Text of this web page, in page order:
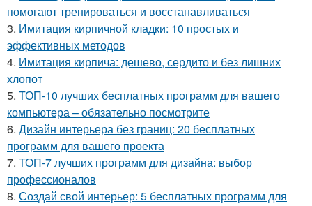
помогают тренироваться и восстанавливаться
3. Имитация кирпичной кладки: 10 простых и
эффективных методов
4. Имитация кирпича: дешево, сердито и без лишних
хлопот
5. ТОП-10 лучших бесплатных программ для вашего
компьютера – обязательно посмотрите
6. Дизайн интерьера без границ: 20 бесплатных
программ для вашего проекта
7. ТОП-7 лучших программ для дизайна: выбор
профессионалов
8. Создай свой интерьер: 5 бесплатных программ для